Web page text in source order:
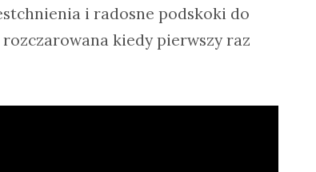
i radosne podskoki do
rozczarowana kiedy pierwszy raz